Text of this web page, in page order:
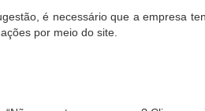
é necessário que a empresa
por meio do site.